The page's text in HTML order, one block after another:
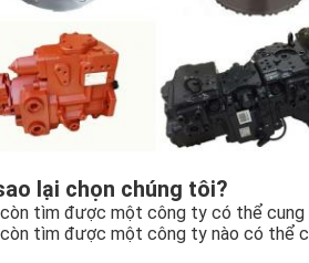
lại chọn chúng tôi?
còn tìm được một công ty có thể cung
tìm được một công ty nào có thể